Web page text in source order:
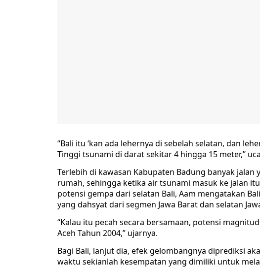
“Bali itu ‘kan ada lehernya di sebelah selatan, dan
Tinggi tsunami di darat sekitar 4 hingga 15 meter,”
Terlebih di kawasan Kabupaten Badung banyak
rumah, sehingga ketika air tsunami masuk ke jalan
potensi gempa dari selatan Bali, Aam mengatakan
yang dahsyat dari segmen Jawa Barat dan selatan
“Kalau itu pecah secara bersamaan, potensi
Aceh Tahun 2004,” ujarnya.
Bagi Bali, lanjut dia, efek gelombangnya diprediksi
waktu sekianlah kesempatan yang dimiliki untuk